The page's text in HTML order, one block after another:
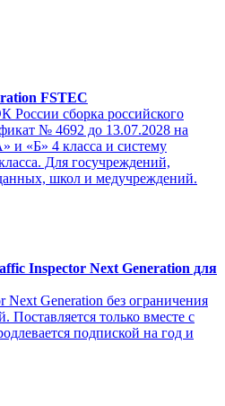
FSTEC
сборка российского
№ 4692 до 13.07.2028 на
и «Б» 4 класса и систему
Для госучреждений,
школ и медучреждений.
Inspector Next Generation для
Generation без ограничения
Поставляется только вместе с
подпиской на год и